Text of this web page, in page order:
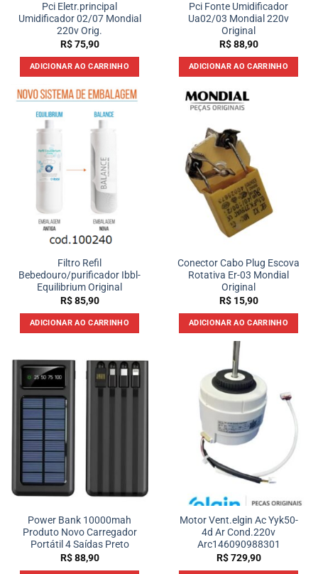
Pci Eletr.principal
Umidificador 02/07 Mondial
220v Orig.
R$75,90
ADICIONAR AO CARRINHO
Pci Fonte Umidificador
Ua02/03 Mondial 220v
Original
R$88,90
ADICIONAR AO CARRINHO
Filtro Refil
Bebedouro/purificador Ibbl-
Equilibrium Original
R$85,90
ADICIONAR AO CARRINHO
Conector Cabo Plug Escova
Rotativa Er-03 Mondial
Original
R$15,90
ADICIONAR AO CARRINHO
Power Bank 10000mah
Produto Novo Carregador
Portátil 4 Saídas Preto
R$88,90
Motor Vent.elgin Ac Yyk50-
4d Ar Cond.220v
Arc146090988301
R$729,90